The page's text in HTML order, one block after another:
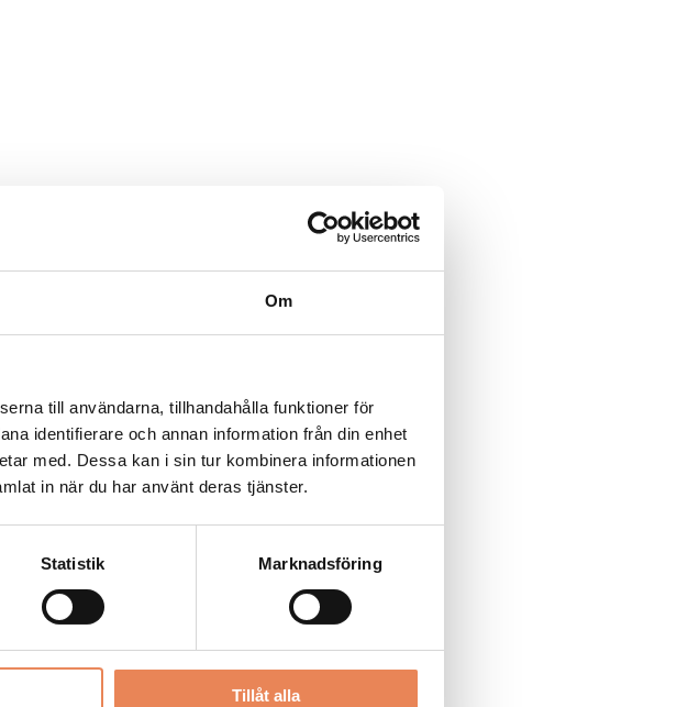
Om
till användarna, tillhandahålla funktioner för
identifierare och annan information från din enhet
med. Dessa kan i sin tur kombinera informationen
in när du har använt deras tjänster.
Statistik Marknadsföring
Tillåt alla